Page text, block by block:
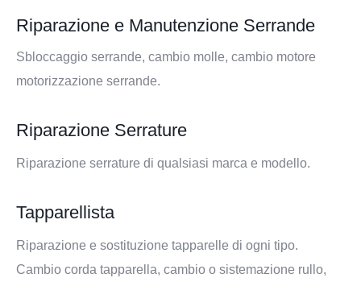
Riparazione e Manutenzione Serrande
Sbloccaggio serrande, cambio molle, cambio motore
motorizzazione serrande.
Riparazione Serrature
Riparazione serrature di qualsiasi marca e modello.
Tapparellista
Riparazione e sostituzione tapparelle di ogni tipo.
Cambio corda tapparella, cambio o sistemazione rullo,